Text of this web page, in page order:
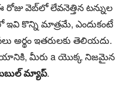
వెబ్‌లో లేవనెత్తిన టన్నుల
ఇవి కొన్ని మాత్రమే, ఎందుకంటే
ఇతరులకు తెలియదు.
మీరు a యొక్క నిజమైన
మ్యాప్.